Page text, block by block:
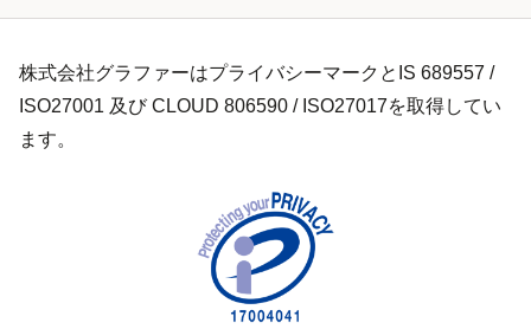
株式会社グラファーはプライバシーマークとIS 689557 /
ISO27001 及び CLOUD 806590 / ISO27017を取得してい
ます。